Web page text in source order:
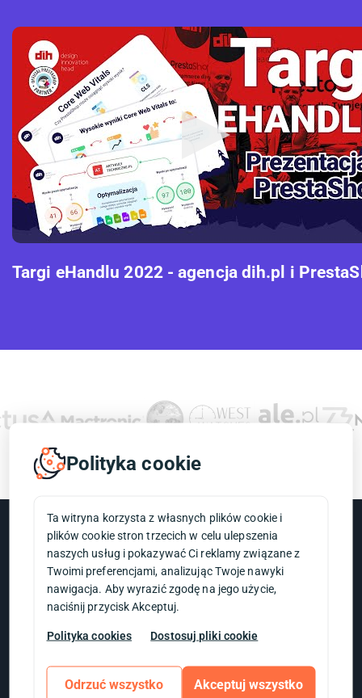
Targi eHandlu 2022 - agencja dih.pl i
Newsletter
Polityka cookie
Ta witryna korzysta z własnych plików cookie i
plików cookie stron trzecich w celu ulepszenia
naszych usług i pokazywać Ci reklamy związane z
Twoimi preferencjami, analizując Twoje nawyki
nawigacja. Aby wyrazić zgodę na jego użycie,
naciśnij przycisk Akceptuj.
Polityka cookies Dostosuj pliki cookie
Odrzuć wszystko Akceptuj wszystko